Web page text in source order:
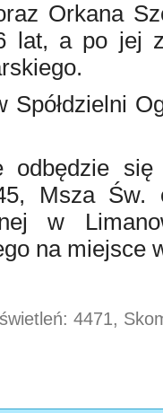
Orkana
lat, a po jej
Spółdzielni
odbędzie
Msza Św.
w
na miejsce
4471,